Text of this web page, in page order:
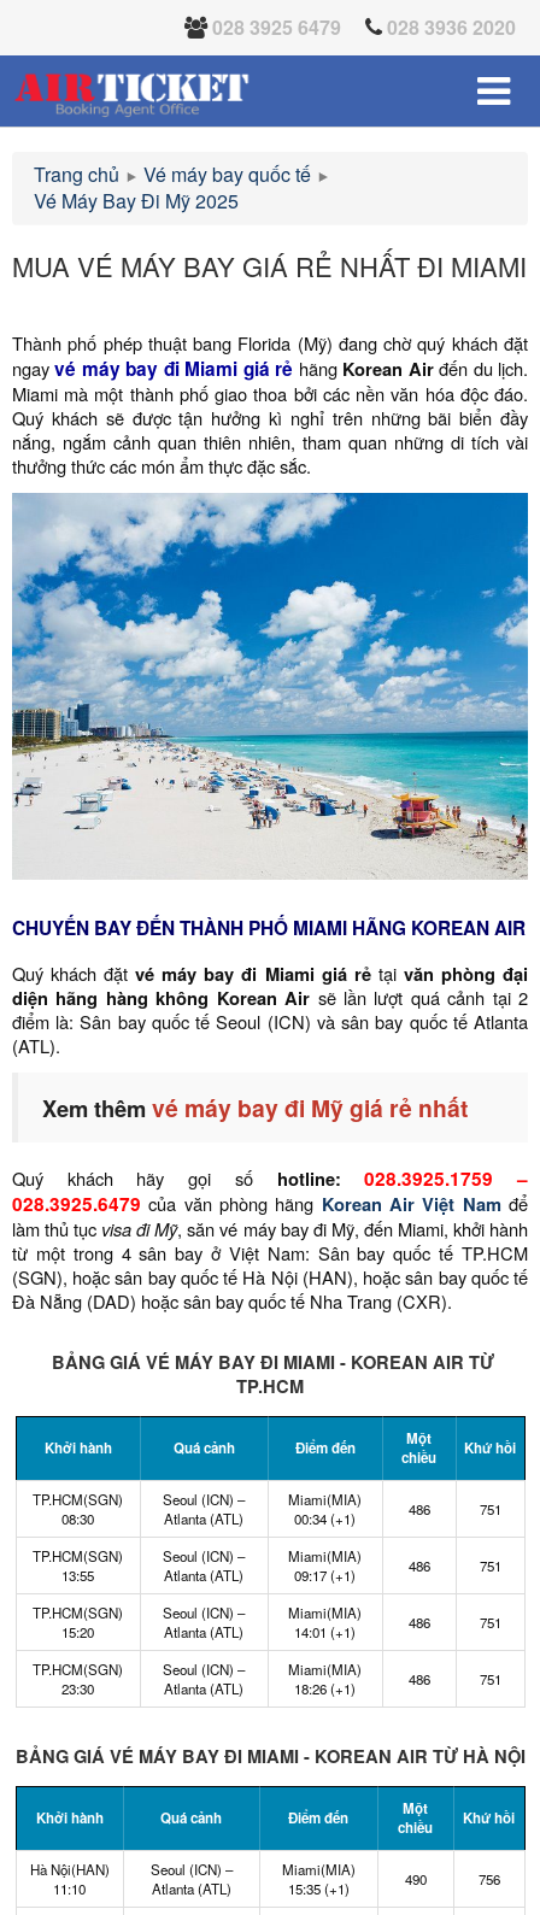
028 3925 6479 028 3936 2020
Trang chủ
Vé máy bay quốc tế
Vé Máy Bay Đi Mỹ 2025
MUA VÉ MÁY BAY GIÁ RẺ NHẤT ĐI MIAMI
Thành phố phép thuật bang Florida (Mỹ) đang chờ quý khách đặt
ngay vé máy bay đi Miami giá rẻ hãng Korean Airđến du lịch.
Miami mà một thành phố giao thoa bởi các nền văn hóa độc đáo.
Quý khách sẽ được tận hưởng kì nghỉ trên những bãi biển đầy
nắng, ngắm cảnh quan thiên nhiên, tham quan những di tích vài
thưởng thức các món ẩm thực đặc sắc.
CHUYẾN BAY ĐẾN THÀNH PHỐ MIAMI HÃNG KOREAN AIR
Quý khách đặtvé máy bay đi Miami giá rẻtại văn phòng đại
diện hãng hàng không Korean Air sẽ lần lượt quá cảnh tại 2
điểm là: Sân bay quốc tế Seoul (ICN) và sân bay quốc tế Atlanta
(ATL).
Xem thêmvé máy bay đi Mỹ giá rẻ nhất
Quý khách hãy gọi số hotline: 028.3925.1759 –
028.3925.6479 của văn phòng hãng Korean Air Việt Nam để
làm thủ tục visa đi Mỹ, săn vé máy bay đi Mỹ, đến Miami, khởi hành
từ một trong 4 sân bay ở Việt Nam: Sân bay quốc tế TP.HCM
(SGN), hoặc sân bay quốc tế Hà Nội (HAN), hoặc sân bay quốc tế
Đà Nẵng (DAD) hoặc sân bay quốc tế Nha Trang (CXR).
BẢNG GIÁ VÉ MÁY BAY ĐI MIAMI - KOREAN AIR TỪ
TP.HCM
Khởi hành Quá cảnh Điểm đến
Một
chiều
Khứ hồi
TP.HCM(SGN)
08:30
Seoul (ICN) –
Atlanta (ATL)
Miami(MIA)
00:34 (+1)
486 751
TP.HCM(SGN)
13:55
Seoul (ICN) –
Atlanta (ATL)
Miami(MIA)
09:17 (+1)
486 751
TP.HCM(SGN)
15:20
Seoul (ICN) –
Atlanta (ATL)
Miami(MIA)
14:01 (+1)
486 751
TP.HCM(SGN)
23:30
Seoul (ICN) –
Atlanta (ATL)
Miami(MIA)
18:26 (+1)
486 751
BẢNG GIÁ VÉ MÁY BAY ĐI MIAMI - KOREAN AIR TỪ HÀ NỘI
Khởi hành Quá cảnh Điểm đến
Một
chiều
Khứ hồi
Hà Nội(HAN)
11:10
Seoul (ICN) –
Atlanta (ATL)
Miami(MIA)
15:35 (+1)
490 756